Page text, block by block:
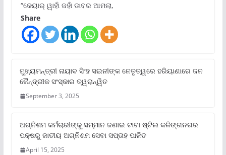
“କେୟାର୍ ୱାହାଁ ଜହାଁ ଡାବର ଆମଲା,
Share
ମୁଖ୍ୟମନ୍ତ୍ରୀ ନାୟାବ ସିଂହ ସଇନୀଙ୍କ ନେତୃତ୍ୱରେ ହରିୟାଣାରେ ଜନ
କୈନ୍ଦ୍ରୀକ ସଂସ୍କାର ତ୍ୱରାନ୍ୱିତ
September 3, 2025
ଅଗ୍ନିଶମ କର୍ମଚାରୀଙ୍କୁ ସମ୍ମାନ ଜଣାଇ ଟାଟା ଷ୍ଟିଲ କଳିଙ୍ଗନଗର
ପକ୍ଷରୁ ଜାତୀୟ ଅଗ୍ନିଶମ ସେବା ସପ୍ତାହ ପାଳିତ
April 15, 2025